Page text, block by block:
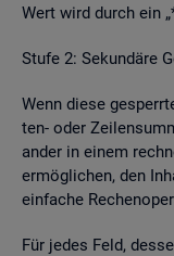
Wert wird durch ein
Stufe 2: Se­kun­dä­re
Wenn diese
ten- oder
an­der in einem
er­mög­li­chen, den
ein­fa­che
Für jedes Feld,